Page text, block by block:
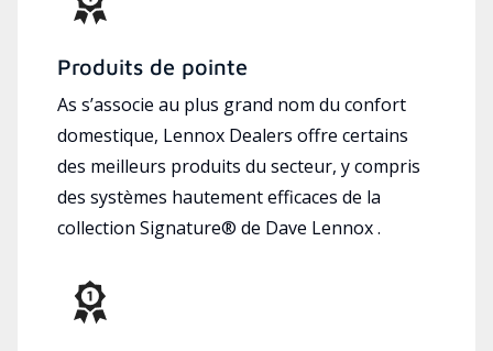
Produits de pointe
As s’associe au plus grand nom du confort
domestique, Lennox Dealers offre certains
des meilleurs produits du secteur, y compris
des systèmes hautement efficaces de la
collection Signature® de Dave Lennox .